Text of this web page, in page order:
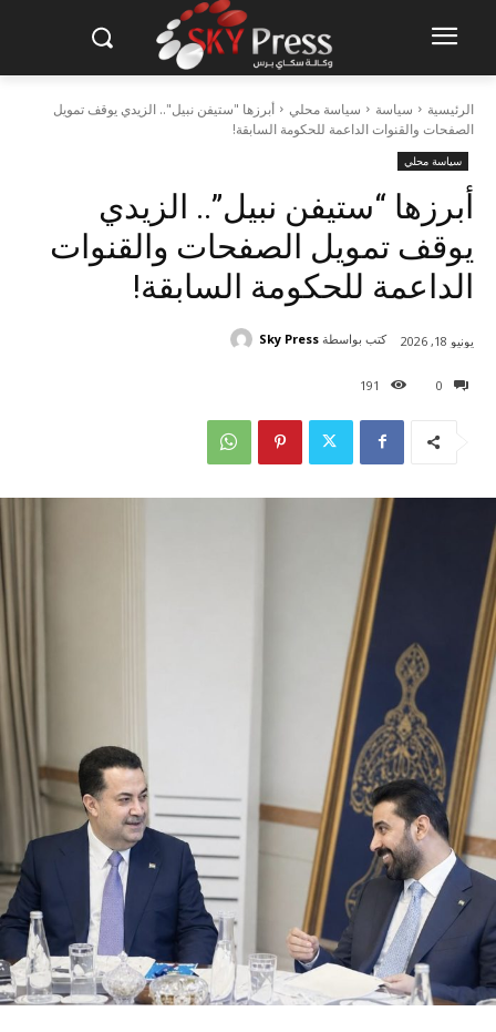
الرئيسية سياسة سياسة محلي
أبرزها "ستيفن نبيل".. الزيدي يوقف تمويل
الصفحات والقنوات الداعمة للحكومة السابقة!
سياسة محلي
أبرزها “ستيفن نبيل”.. الزيدي
يوقف تمويل الصفحات والقنوات
الداعمة للحكومة السابقة!
0
191
يونيو 18, 2026 كتب بواسطة Sky Press